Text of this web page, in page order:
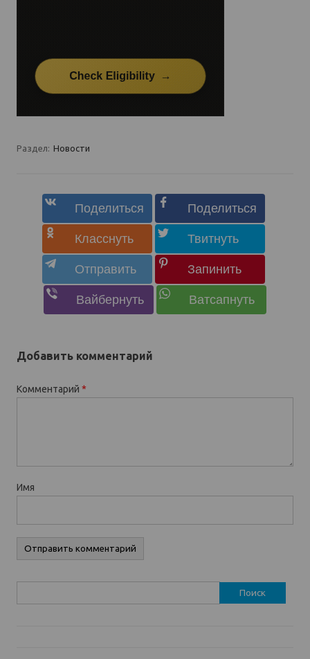
Раздел: Новости
Добавить комментарий
Комментарий *
Имя